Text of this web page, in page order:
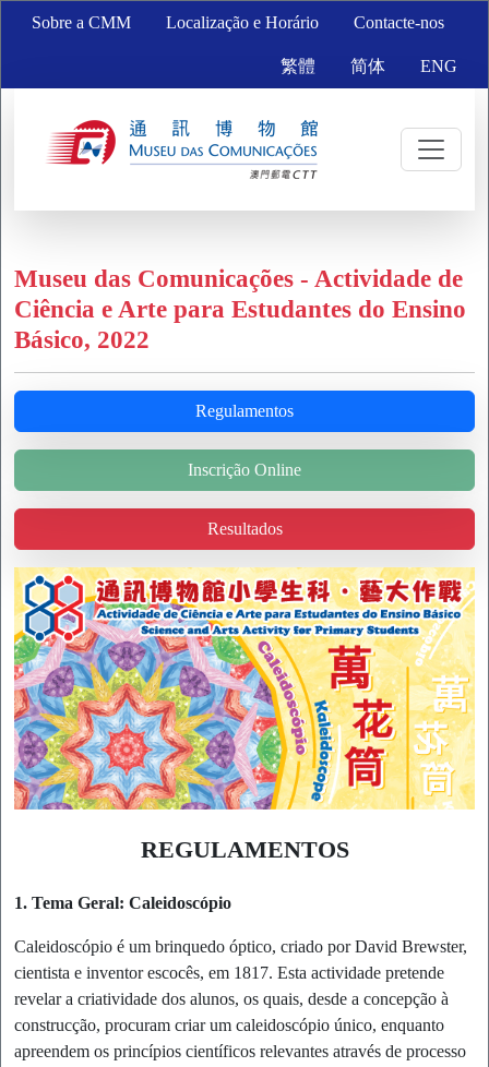
Sobre a CMM Localização e Horário Contacte-nos
繁體 简体 ENG
Museu das Comunicações - Actividade de
Ciência e Arte para Estudantes do Ensino
Básico, 2022
Regulamentos
Inscrição Online
Resultados
REGULAMENTOS
1. Tema Geral: Caleidoscópio
Caleidoscópio é um brinquedo óptico, criado por David Brewster,
cientista e inventor escocês, em 1817. Esta actividade pretende
revelar a criatividade dos alunos, os quais, desde a concepção à
construcção, procuram criar um caleidoscópio único, enquanto
apreendem os princípios científicos relevantes através de processo